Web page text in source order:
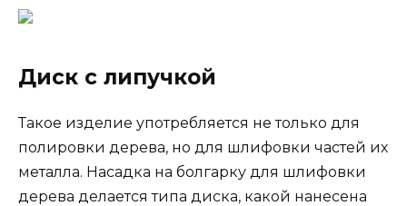
Диск с липучкой
Такое изделие употребляется не только для
полировки дерева, но для шлифовки частей их
металла. Насадка на болгарку для шлифовки
дерева делается типа диска, какой нанесена